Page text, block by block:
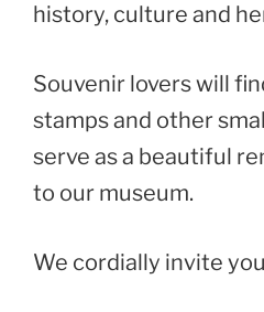
history, culture and
Souvenir lovers will
stamps and other
serve as a beautiful
to our museum.
We cordially invite